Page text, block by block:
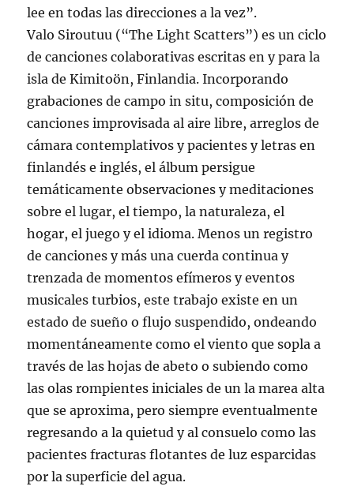
lee en todas las direcciones a la vez”.
Valo Siroutuu (“The Light Scatters”) es un ciclo
de canciones colaborativas escritas en y para la
isla de Kimitoön, Finlandia. Incorporando
grabaciones de campo in situ, composición de
canciones improvisada al aire libre, arreglos de
cámara contemplativos y pacientes y letras en
finlandés e inglés, el álbum persigue
temáticamente observaciones y meditaciones
sobre el lugar, el tiempo, la naturaleza, el
hogar, el juego y el idioma. Menos un registro
de canciones y más una cuerda continua y
trenzada de momentos efímeros y eventos
musicales turbios, este trabajo existe en un
estado de sueño o flujo suspendido, ondeando
momentáneamente como el viento que sopla a
través de las hojas de abeto o subiendo como
las olas rompientes iniciales de un la marea alta
que se aproxima, pero siempre eventualmente
regresando a la quietud y al consuelo como las
pacientes fracturas flotantes de luz esparcidas
por la superficie del agua.